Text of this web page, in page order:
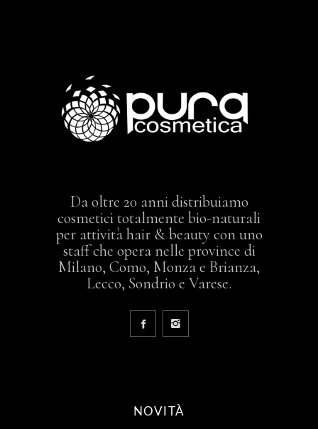
Da oltre 20 anni distribuiamo
cosmetici totalmente bio-naturali
per attività hair & beauty con uno
staff che opera nelle province di
Milano, Como, Monza e Brianza,
Lecco, Sondrio e Varese.
NOVITÀ